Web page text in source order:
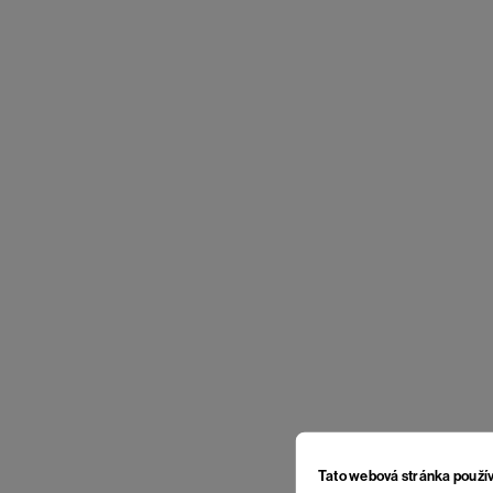
Tato webová stránka